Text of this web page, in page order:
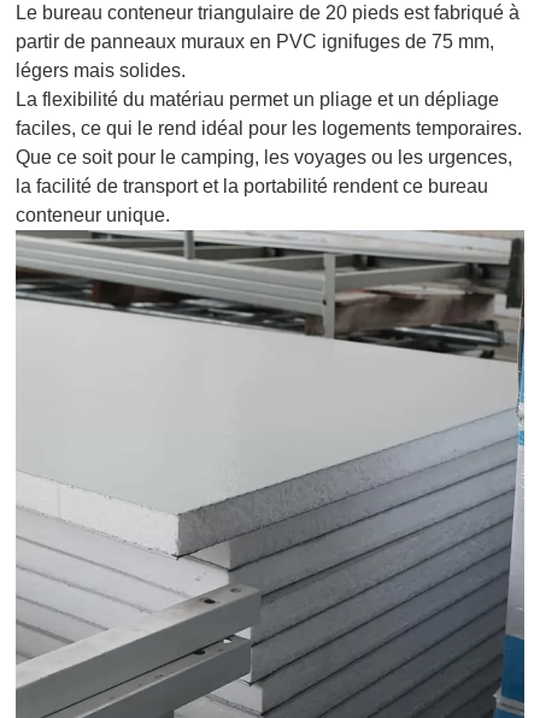
Le bureau conteneur triangulaire de 20 pieds est fabriqué à
partir de panneaux muraux en PVC ignifuges de 75 mm,
légers mais solides.
La flexibilité du matériau permet un pliage et un dépliage
faciles, ce qui le rend idéal pour les logements temporaires.
Que ce soit pour le camping, les voyages ou les urgences,
la facilité de transport et la portabilité rendent ce bureau
conteneur unique.